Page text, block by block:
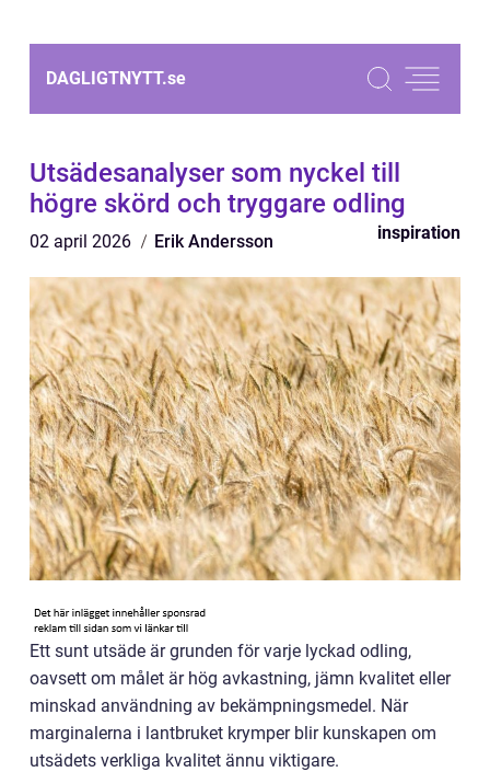
DAGLIGTNYTT.se
Utsädesanalyser som nyckel till
högre skörd och tryggare odling
02 april 2026 Erik Andersson inspiration
Ett sunt utsäde är grunden för varje lyckad odling,
oavsett om målet är hög avkastning, jämn kvalitet eller
minskad användning av bekämpningsmedel. När
marginalerna i lantbruket krymper blir kunskapen om
utsädets verkliga kvalitet ännu viktigare.